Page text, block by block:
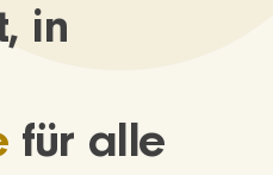
in
für alle